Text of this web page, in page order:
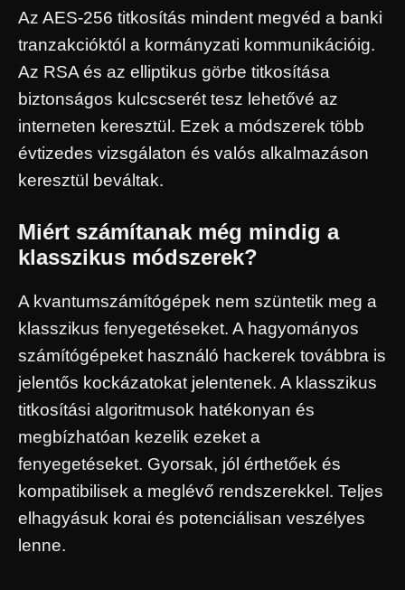
Az AES-256 titkosítás mindent megvéd a banki
tranzakcióktól a kormányzati kommunikációig.
Az RSA és az elliptikus görbe titkosítása
biztonságos kulcscserét tesz lehetővé az
interneten keresztül. Ezek a módszerek több
évtizedes vizsgálaton és valós alkalmazáson
keresztül beváltak.
Miért számítanak még mindig a
klasszikus módszerek?
A kvantumszámítógépek nem szüntetik meg a
klasszikus fenyegetéseket. A hagyományos
számítógépeket használó hackerek továbbra is
jelentős kockázatokat jelentenek. A klasszikus
titkosítási algoritmusok hatékonyan és
megbízhatóan kezelik ezeket a
fenyegetéseket. Gyorsak, jól érthetőek és
kompatibilisek a meglévő rendszerekkel. Teljes
elhagyásuk korai és potenciálisan veszélyes
lenne.